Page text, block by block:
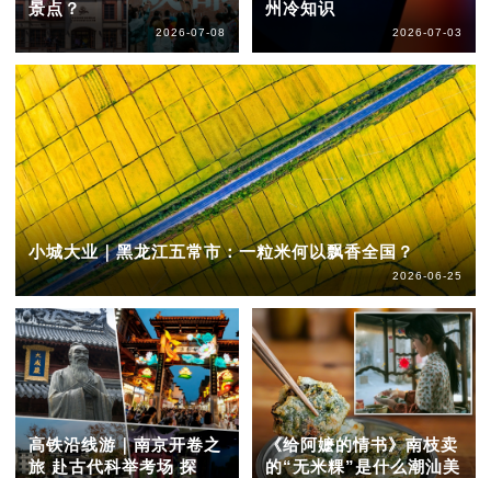
景点？
2026-07-08
州冷知识
2026-07-03
小城大业｜黑龙江五常市：一粒米何以飘香全国？
2026-06-25
高铁沿线游｜南京开卷之
旅 赴古代科举考场 探
《给阿嬷的情书》南枝卖
的“无米粿”是什么潮汕美